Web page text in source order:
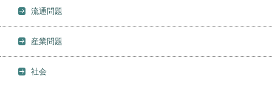
流通問題
産業問題
社会